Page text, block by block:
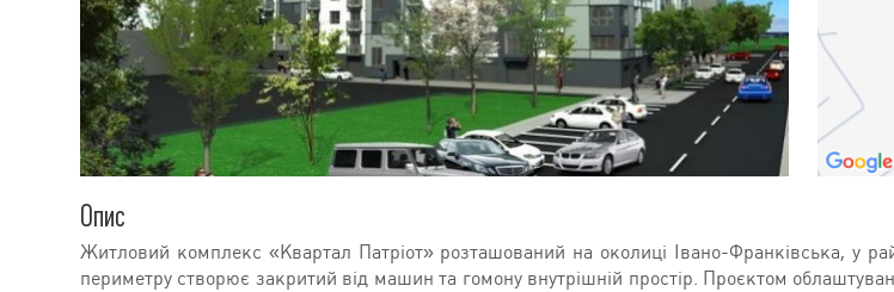
Опис
Житловий комплекс «Квартал Патріот» розташований на околиці Івано-Франківська, у
периметру створює закритий від машин та гомону внутрішній простір. Проєктом